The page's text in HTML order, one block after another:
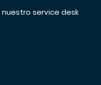
service desk